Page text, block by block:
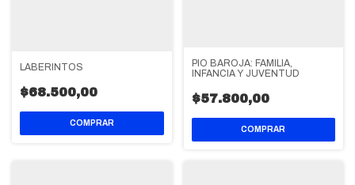
LABERINTOS
$68.500,00
PIO BAROJA: FAMILIA,
INFANCIA Y JUVENTUD
$57.800,00